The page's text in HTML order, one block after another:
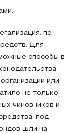
по-
Для
способы в
или
не только
чиновников и
под
шли на